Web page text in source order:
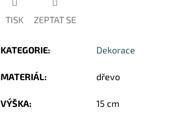
TISK ZEPTAT SE
KATEGORIE: Dekorace
MATERIÁL: dřevo
VÝŠKA: 15 cm